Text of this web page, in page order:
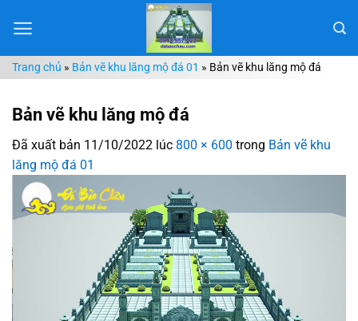
đến
dungTrang chủ » Bản vẽ khu lăng mộ đá 01 » Bản vẽ khu lăng mộ đá
Bản vẽ khu lăng mộ đá
Đã xuất bản 11/10/2022 lúc 800 × 600 trong Bản vẽ khu
lăng mộ đá 01